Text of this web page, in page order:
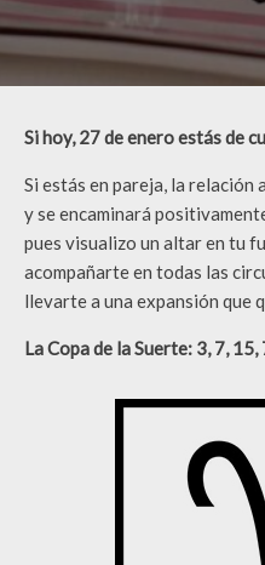
Si hoy, 27 de enero estás de
Si estás en pareja, la relación
y se encaminará
pues visualizo un altar en tu
acompañarte en todas las
llevarte a una expansión que
La Copa de la Suerte: 3, 7, 15,